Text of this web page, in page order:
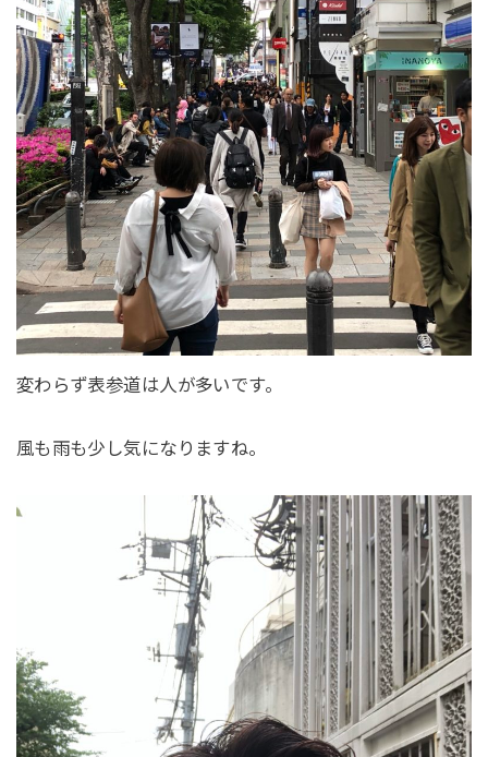
変わらず表参道は人が多いです。
風も雨も少し気になりますね。